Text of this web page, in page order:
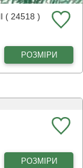
24518 )
РОЗМІРИ
РОЗМІРИ